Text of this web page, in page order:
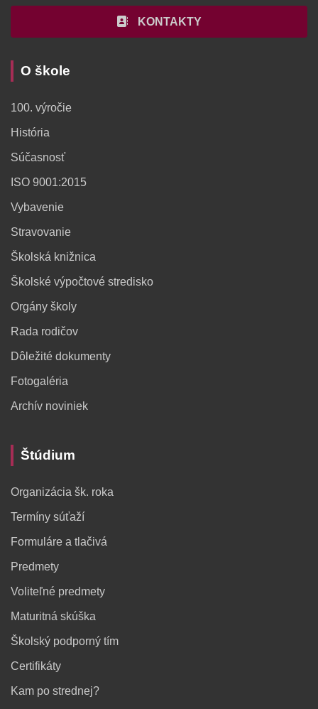
KONTAKTY
O škole
100. výročie
História
Súčasnosť
ISO 9001:2015
Vybavenie
Stravovanie
Školská knižnica
Školské výpočtové stredisko
Orgány školy
Rada rodičov
Dôležité dokumenty
Fotogaléria
Archív noviniek
Štúdium
Organizácia šk. roka
Termíny súťaží
Formuláre a tlačivá
Predmety
Voliteľné predmety
Maturitná skúška
Školský podporný tím
Certifikáty
Kam po strednej?